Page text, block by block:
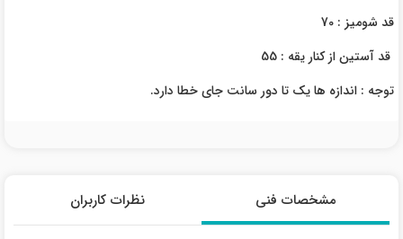
قد شومیز : 70
قد آستین از کنار یقه : 55
توجه : اندازه ها یک تا دور سانت جای خطا دارد.
مشخصات فنی نظرات کاربران